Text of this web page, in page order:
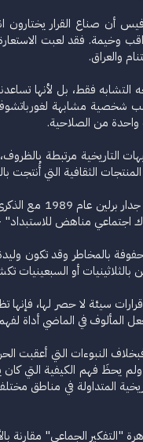
أن صناع القرار يختارون
والعراق.
التشابه فقط، بل لأنها
شخصية مشابهة
واحدة من الصلاحية.
المنتجات الثقافية التي
اجتماعي مناهض
بالمخاطر وقد تكون
أو السبعينيات
سيئة لا حصر لها،
المألوف في الماضي أداة
النبوءات التي أعقبت
ولم يحظَ فهم الكيفية التي
المتداولة في مناطق
"التفكير الجماعي"